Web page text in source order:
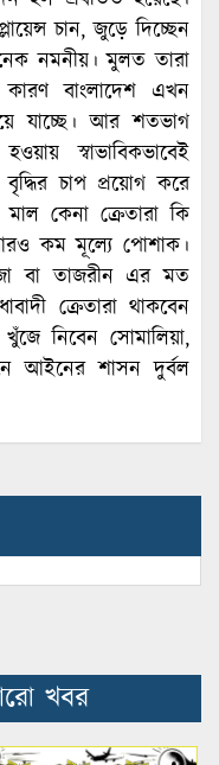
চান, জুড়ে দিচ্ছেন
নমনীয়। মুলত তারা
কারণ বাংলাদেশ এখন
যাচ্ছে। আর শতভাগ
স্বাভাবিকভাবেই
চাপ প্রয়োগ করে
মাল কেনা ক্রেতারা কি
কম মূল্যে পোশাক।
বা তাজরীন এর মত
ক্রেতারা থাকবেন
নিবেন সোমালিয়া,
আইনের শাসন দুর্বল
খবর